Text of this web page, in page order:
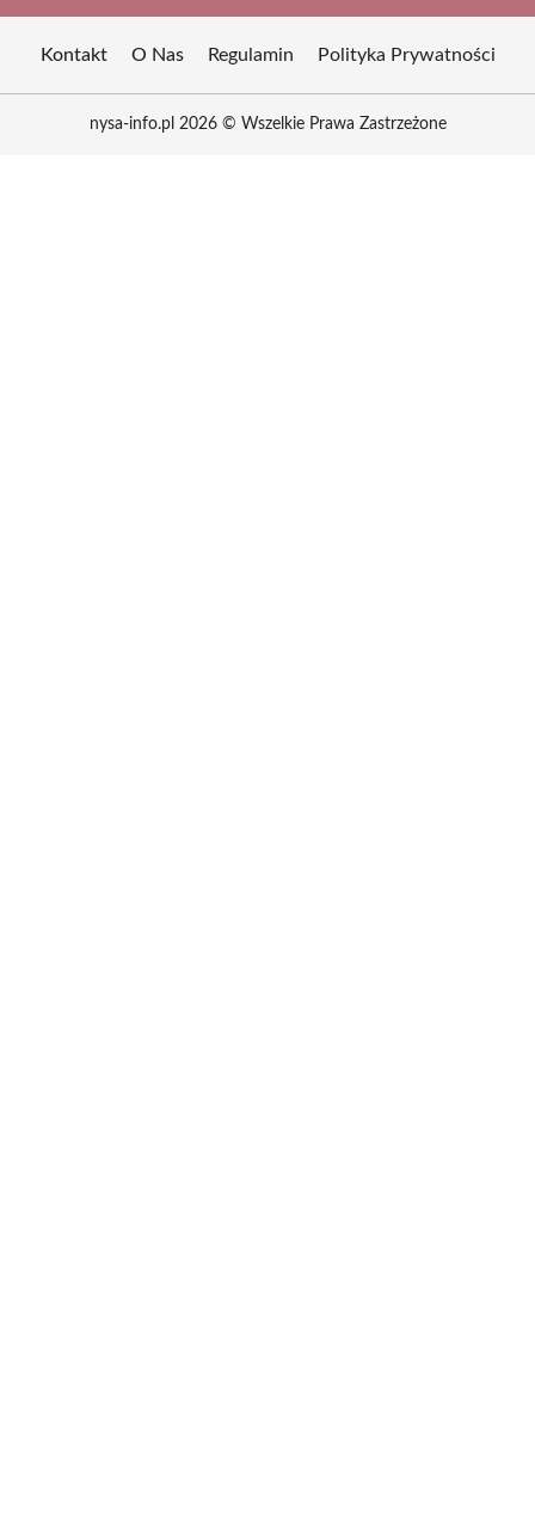
Kontakt O Nas Regulamin Polityka Prywatności
nysa-info.pl 2026 © Wszelkie Prawa Zastrzeżone